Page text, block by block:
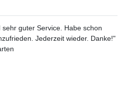
guter Service. Habe schon
Jederzeit wieder. Danke!"